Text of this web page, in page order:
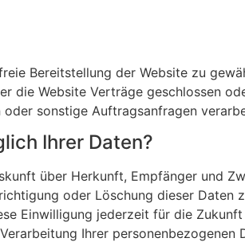
Bereitstellung der Website zu
die Website Verträge geschlossen
sonstige Auftragsanfragen
Ihrer Daten?
über Herkunft, Empfänger und
oder Löschung dieser Daten
Einwilligung jederzeit für die
Ihrer personenbezogenen